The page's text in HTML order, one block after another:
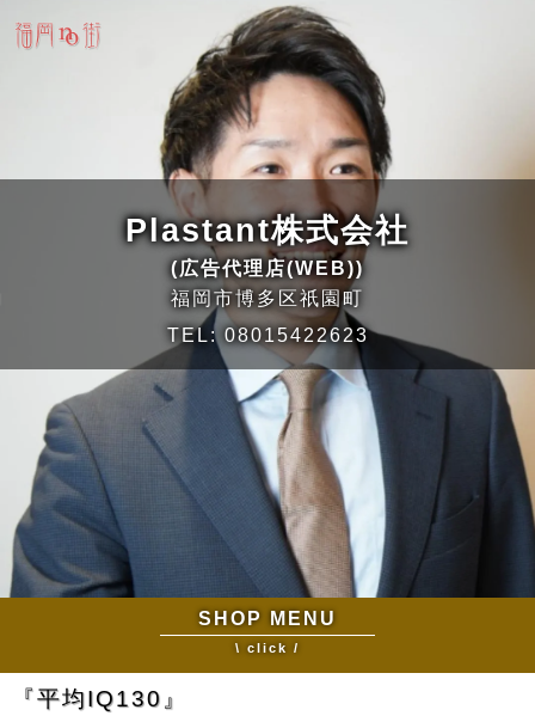
Plastant株式会社
(広告代理店(WEB))
福岡市博多区祇園町
TEL: 08015422623
SHOP MENU
\ click /
『平均IQ130』